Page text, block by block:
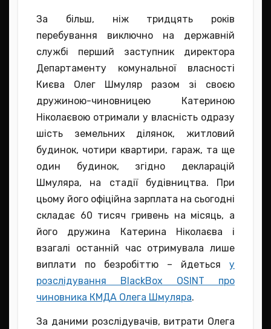
За більш, ніж тридцять років
перебування виключно на державній
службі перший заступник директора
Департаменту комунальної власності
Києва Олег Шмуляр разом зі своєю
дружиною-чиновницею Катериною
Ніколаєвою отримали у власність одразу
шість земельних ділянок, житловий
будинок, чотири квартири, гараж, та ще
один будинок, згідно декларацій
Шмуляра, на стадії будівництва. При
цьому його офіційна зарплата на сьогодні
складає 60 тисяч гривень на місяць, а
його дружина Катерина Ніколаєва і
взагалі останній час отримувала лише
виплати по безробіттю – йдеться у
розслідування BlackBox OSINT про
чиновника КМДА Олега Шмуляра.
За даними розслідувачів, витрати Олега